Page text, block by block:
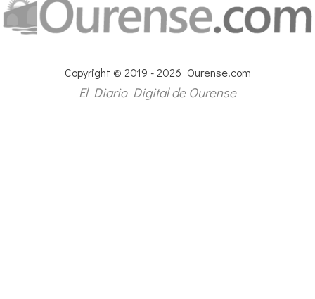
Copyright © 2019 - 2026 Ourense.com
El Diario Digital de Ourense